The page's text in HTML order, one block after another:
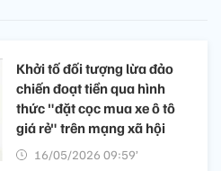
Khởi tố đối tượng lừa đảo
chiến đoạt tiền qua hình
thức "đặt cọc mua xe ô tô
giá rẻ" trên mạng xã hội
16/05/2026 09:59’